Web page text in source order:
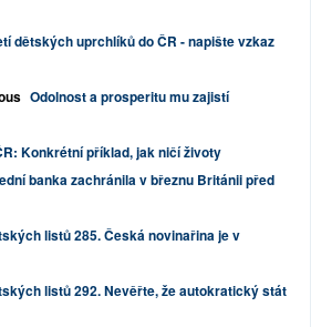
dětských uprchlíků do ČR - napište vzkaz
Odolnost a prosperitu mu zajistí
Konkrétní příklad, jak ničí životy
banka zachránila v březnu Británii před
listů 285. Česká novinařina je v
listů 292. Nevěřte, že autokratický stát